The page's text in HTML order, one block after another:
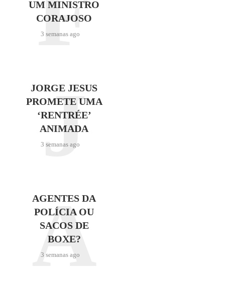
UM MINISTRO
CORAJOSO
3 semanas ago
JORGE JESUS
PROMETE UMA
‘RENTRÉE’
ANIMADA
3 semanas ago
J
AGENTES DA
POLÍCIA OU
SACOS DE
BOXE?
3 semanas ago
A